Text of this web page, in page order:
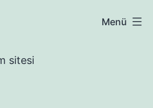
sitesi
Menü